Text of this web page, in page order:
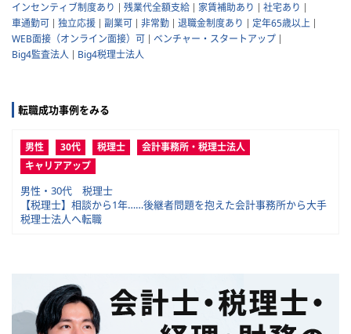
インセンティブ制度あり
残業代全額支給 家賃補助あり
社宅あり
車通勤可
独立応援 副業可 非常勤 退職金制度あり
定年65歳以上
WEB面接（オンライン面接）可
ベンチャー・スタートアップ
Big4監査法人
Big4税理士法人
転職成功事例をみる
男性 30代 税理士
会計事務所・税理士法人
キャリアアップ
男性・30代 税理士
【税理士】相談から1年……後継者問題を抱えた会計事務所から大手
税理士法人へ転職